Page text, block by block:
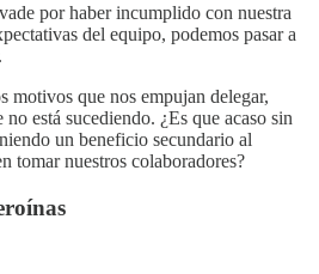
por haber incumplido con nuestra
del equipo, podemos pasar a
motivos que nos empujan delegar,
está sucediendo. ¿Es que acaso sin
un beneficio secundario al
tomar nuestros colaboradores?